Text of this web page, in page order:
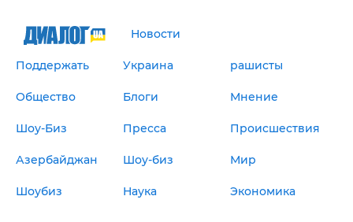
Новости
Поддержать Украина рашисты
Общество Блоги Мнение
Шоу-Биз Пресса Происшествия
Азербайджан Шоу-биз Мир
Шоубиз Наука Экономика